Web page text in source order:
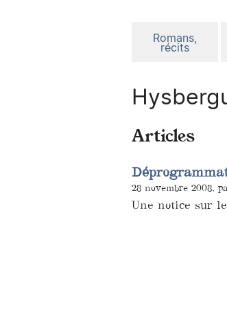
Romans,
récits
Articles
28 novembre 2008,
Une notice sur